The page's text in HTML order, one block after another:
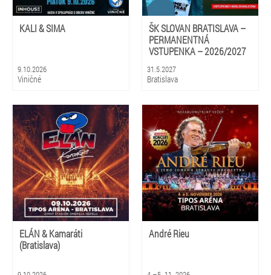
KALI & SIMA
9.10.2026
Viničné
ŠK SLOVAN BRATISLAVA –
PERMANENTNÁ
VSTUPENKA – 2026/2027
31.5.2027
Bratislava
ELÁN & Kamaráti
(Bratislava)
André Rieu